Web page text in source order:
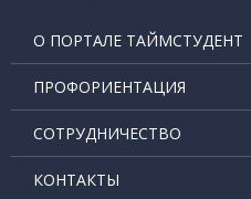
О ПОРТАЛЕ ТАЙМСТУДЕНТ
ПРОФОРИЕНТАЦИЯ
СОТРУДНИЧЕСТВО
КОНТАКТЫ